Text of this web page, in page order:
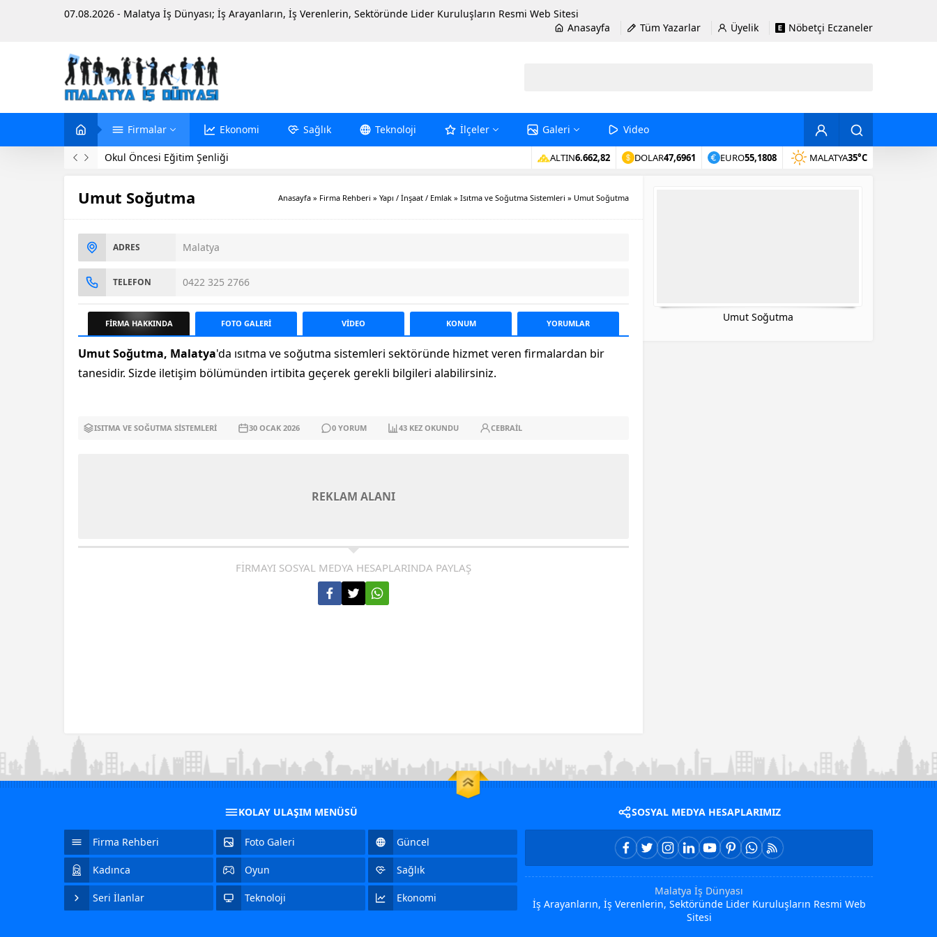
07.08.2026 - Malatya İş Dünyası; İş Arayanların, İş Verenlerin, Sektöründe Lider Kuruluşların Resmi Web Sitesi
Anasayfa
Tüm Yazarlar Üyelik Nöbetçi Eczaneler
Firmalar Ekonomi Sağlık Teknoloji İlçeler Galeri Video
Evinde Ölü Bulundu ALTIN6.662,82 DOLAR47,6961 EURO55,1808 MALATYA35°C
Umut Soğutma Anasayfa » Firma Rehberi » Yapı / İnşaat / Emlak » Isıtma ve Soğutma Sistemleri » Umut Soğutma
ADRES Malatya
TELEFON 0422 325 2766
FİRMA HAKKINDA FOTO GALERİ VİDEO KONUM YORUMLAR
Umut Soğutma, Malatya'da ısıtma ve soğutma sistemleri sektöründe hizmet veren firmalardan bir
tanesidir. Sizde iletişim bölümünden irtibita geçerek gerekli bilgileri alabilirsiniz.
ISITMA VE SOĞUTMA SISTEMLERI 30 OCAK 2026 0 YORUM 43 KEZ OKUNDU CEBRAIL
REKLAM ALANI
FİRMAYI SOSYAL MEDYA HESAPLARINDA PAYLAŞ
Umut Soğutma
KOLAY ULAŞIM MENÜSÜ
Firma Rehberi Foto Galeri Güncel
Kadınca Oyun Sağlık
Seri İlanlar Teknoloji Ekonomi
SOSYAL MEDYA HESAPLARIMIZ
Malatya İş Dünyası
İş Arayanların, İş Verenlerin, Sektöründe Lider Kuruluşların Resmi Web
Sitesi